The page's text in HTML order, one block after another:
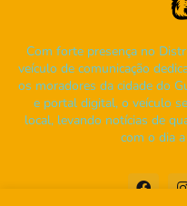
Com forte presença no
veículo de comunicação
os moradores da cidade do
e portal digital, o veículo
local, levando notícias de
com o dia